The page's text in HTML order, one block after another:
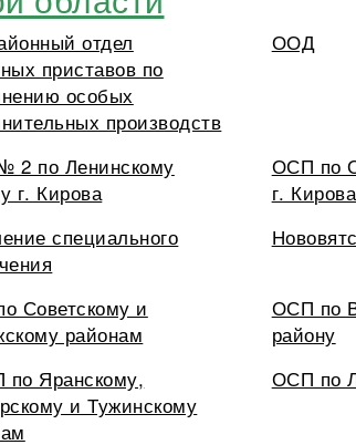
отдел
приставов по
особых
производств
ООД
2 по Ленинскому
г. Кирова
ОСП по
г. Кирова
специального
Советскому и
районам
ОСП по
району
Яранскому,
и Тужинскому
ОСП по